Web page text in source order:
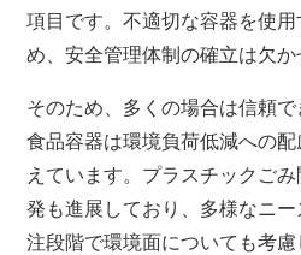
項目です。不適切な容器を使
め、安全管理体制の確立は欠か
そのため、多くの場合は信頼
食品容器は環境負荷低減への
えています。プラスチックご
発も進展しており、多様なニ
注段階で環境面についても考